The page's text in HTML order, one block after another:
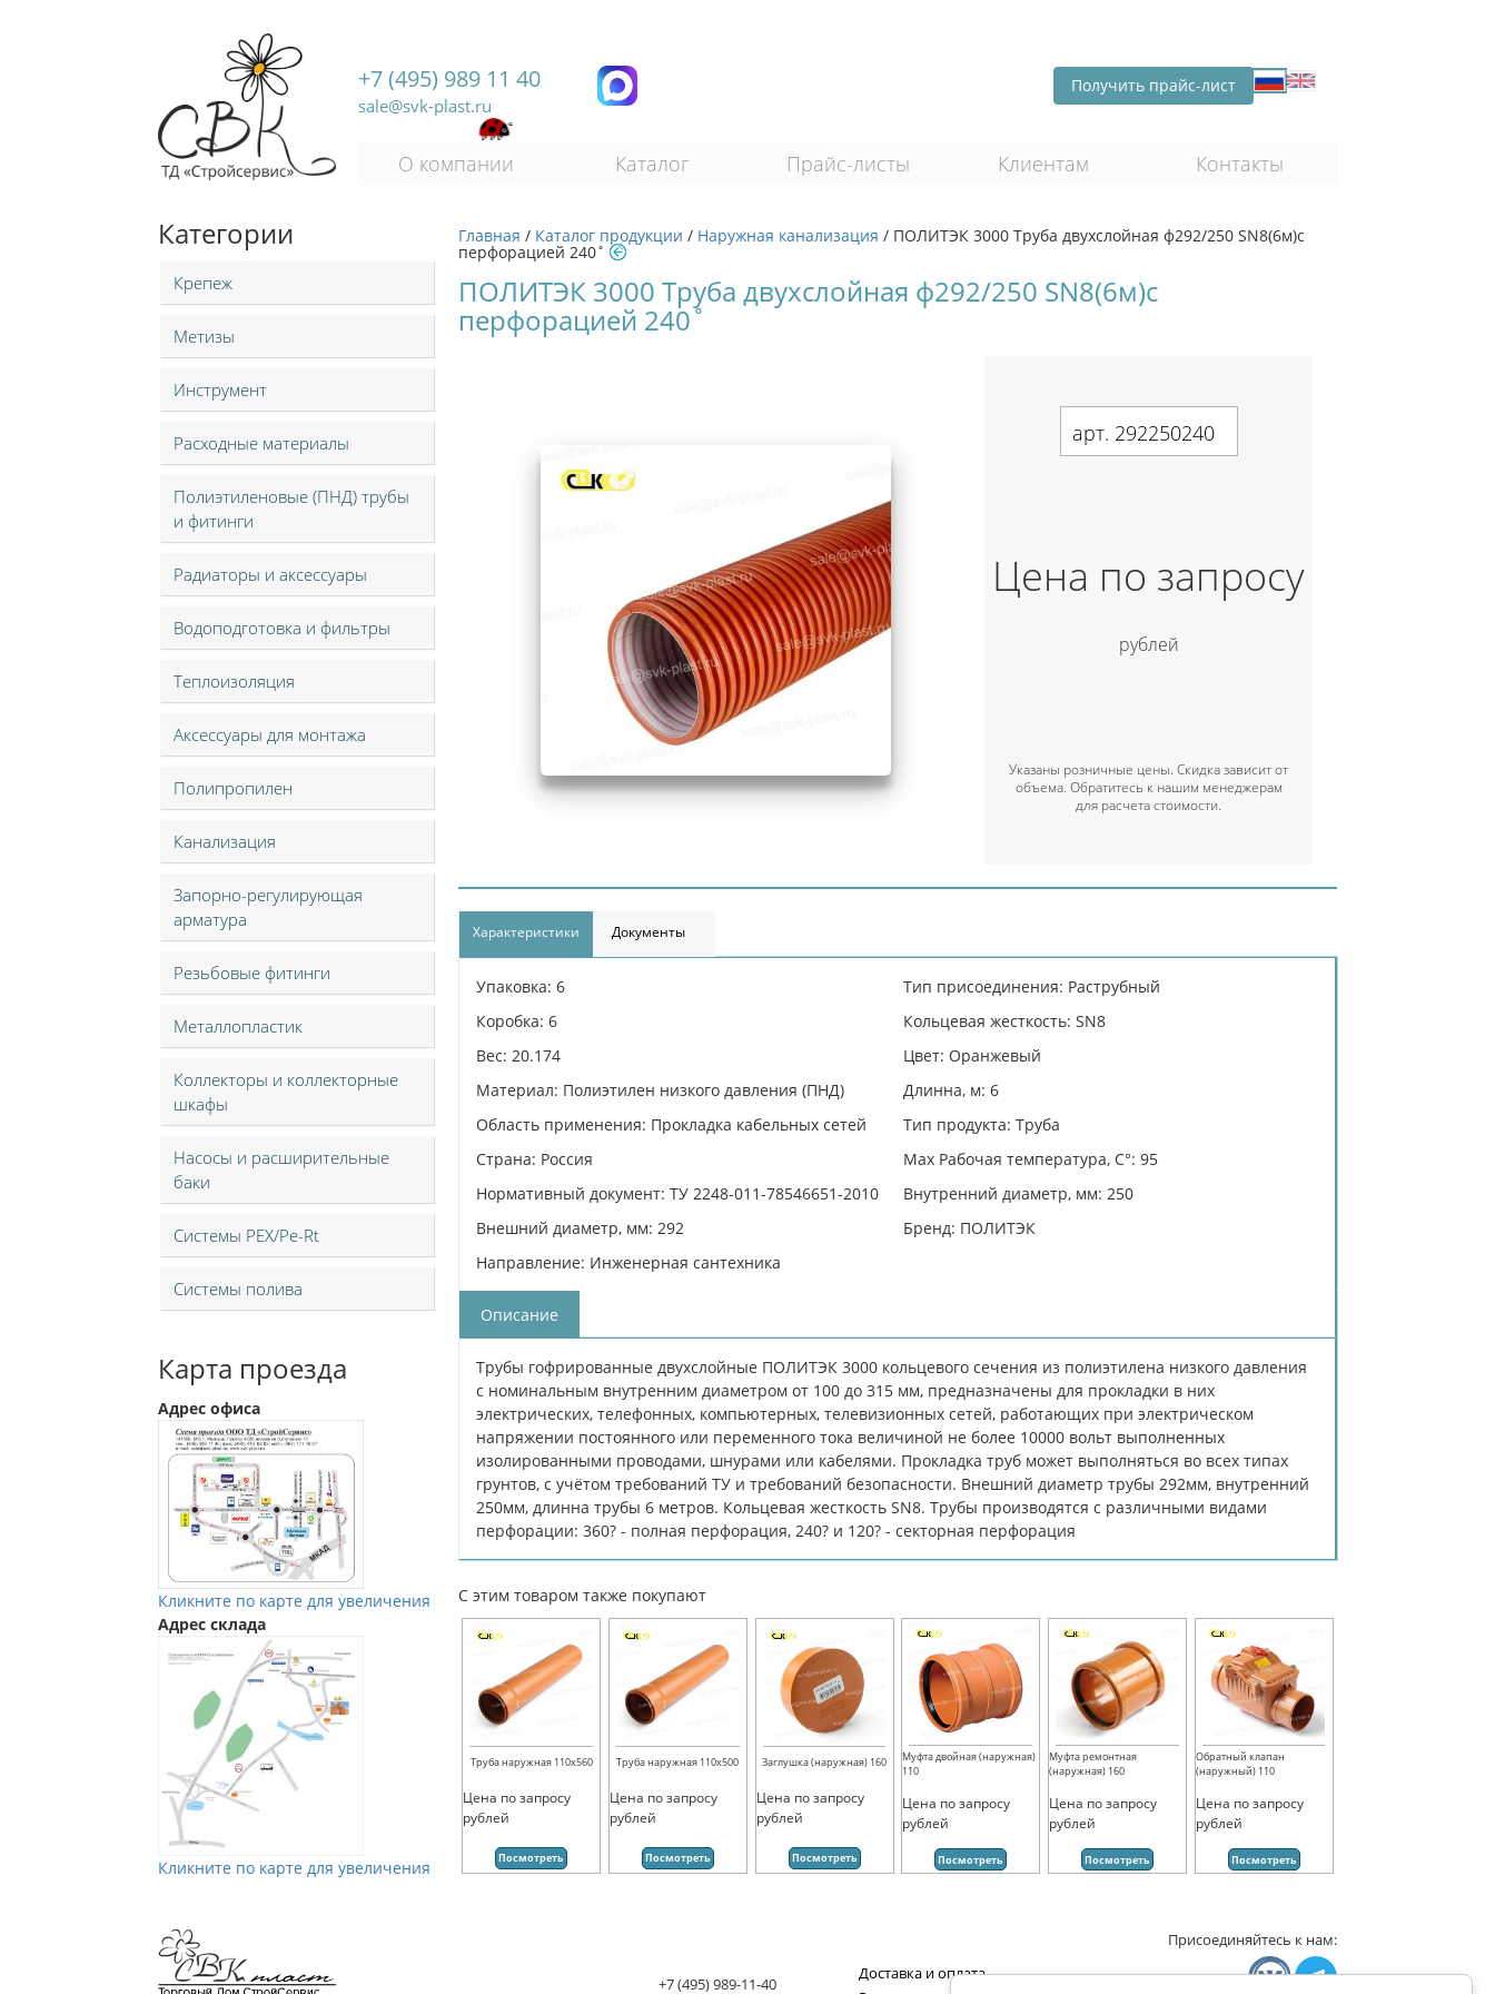
+7 (495) 989 11 40
sale@svk-plast.ru
Получить прайс-лист
О компании Каталог Прайс-листы Клиентам Контакты
Главная / Каталог продукции / Наружная канализация / ПОЛИТЭК 3000 Труба двухслойная ф292/250 SN8(6м)с
перфорацией 240˚
Категории
Крепеж
Метизы
Инструмент
Расходные материалы
Полиэтиленовые (ПНД) трубы
и фитинги
Радиаторы и аксессуары
Водоподготовка и фильтры
Теплоизоляция
Аксессуары для монтажа
Полипропилен
Канализация
Запорно-регулирующая
арматура
Резьбовые фитинги
Металлопластик
Коллекторы и коллекторные
шкафы
Насосы и расширительные
баки
Системы PEX/Pe-Rt
Системы полива
Карта проезда
Адрес офиса
Кликните по карте для увеличения
Адрес склада
Кликните по карте для увеличения
ПОЛИТЭК 3000 Труба двухслойная ф292/250 SN8(6м)с
перфорацией 240˚
арт. 292250240
Цена по запросу
рублей
Указаны розничные цены. Скидка зависит от
объема. Обратитесь к нашим менеджерам
для расчета стоимости.
Характеристики Документы
Упаковка: 6
Коробка: 6
Вес: 20.174
Материал: Полиэтилен низкого давления (ПНД)
Область применения: Прокладка кабельных сетей
Страна: Россия
Нормативный документ: ТУ 2248-011-78546651-2010
Внешний диаметр, мм: 292
Направление: Инженерная сантехника
Тип присоединения: Раструбный
Кольцевая жесткость: SN8
Цвет: Оранжевый
Длинна, м: 6
Тип продукта: Труба
Max Рабочая температура, C°: 95
Внутренний диаметр, мм: 250
Бренд: ПОЛИТЭК
Описание
Трубы гофрированные двухслойные ПОЛИТЭК 3000 кольцевого сечения из полиэтилена низкого давления
с номинальным внутренним диаметром от 100 до 315 мм, предназначены для прокладки в них
электрических, телефонных, компьютерных, телевизионных сетей, работающих при электрическом
напряжении постоянного или переменного тока величиной не более 10000 вольт выполненных
изолированными проводами, шнурами или кабелями. Прокладка труб может выполняться во всех типах
грунтов, с учётом требований ТУ и требований безопасности. Внешний диаметр трубы 292мм, внутренний
250мм, длинна трубы 6 метров. Кольцевая жесткость SN8. Трубы производятся с различными видами
перфорации: 360? - полная перфорация, 240? и 120? - секторная перфорация
С этим товаром также покупают
Труба наружная 110х560
Цена по запросу
рублей
Посмотреть
Труба наружная 110х500
Цена по запросу
рублей
Посмотреть
Заглушка (наружная) 160
Цена по запросу
рублей
Посмотреть
Муфта двойная (наружная)
110
Цена по запросу
рублей
Посмотреть
Муфта ремонтная
(наружная) 160
Цена по запросу
рублей
Посмотреть
Обратный клапан
(наружный) 110
Цена по запросу
рублей
Посмотреть
+7 (495) 989-11-40
Доставка и оплата
Присоединяйтесь к нам:
Мы в Vkontakte
Мы в Телеграм